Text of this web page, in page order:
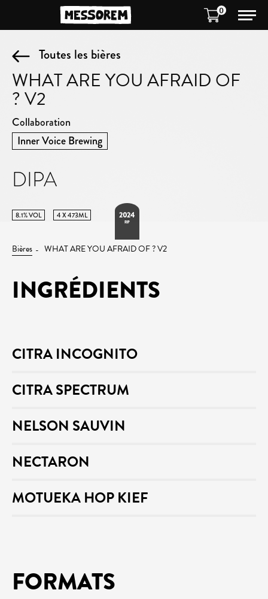
0
Toutes les bières
WHAT ARE YOU AFRAID OF
? V2
Collaboration
Inner Voice Brewing
DIPA
8.1% VOL 4 X 473ML 2024
RIP
Bières WHAT ARE YOU AFRAID OF ? V2
INGRÉDIENTS
CITRA INCOGNITO
CITRA SPECTRUM
NELSON SAUVIN
NECTARON
MOTUEKA HOP KIEF
FORMATS